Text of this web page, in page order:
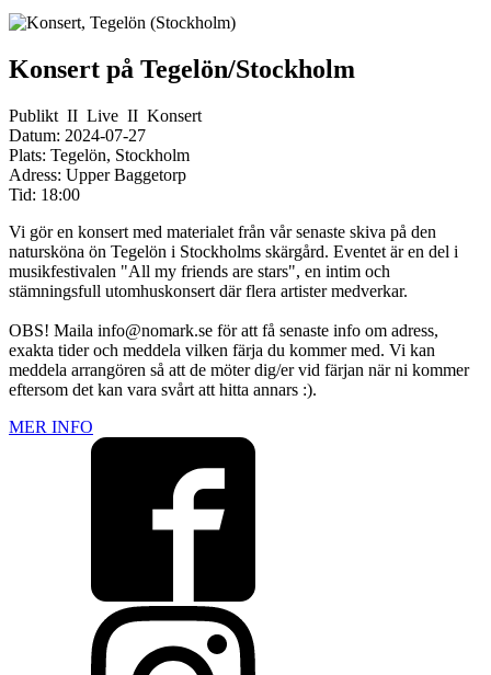
Konsert på Tegelön/Stockholm
Publikt II Live II Konsert
Datum: 2024-07-27
Plats: Tegelön, Stockholm
Adress: Upper Baggetorp
Tid: 18:00
Vi gör en konsert med materialet från vår senaste skiva på den
natursköna ön Tegelön i Stockholms skärgård. Eventet är en del i
musikfestivalen "All my friends are stars", en intim och
stämningsfull utomhuskonsert där flera artister medverkar.
OBS! Maila info@nomark.se för att få senaste info om adress,
exakta tider och meddela vilken färja du kommer med. Vi kan
meddela arrangören så att de möter dig/er vid färjan när ni kommer
eftersom det kan vara svårt att hitta annars :).
MER INFO